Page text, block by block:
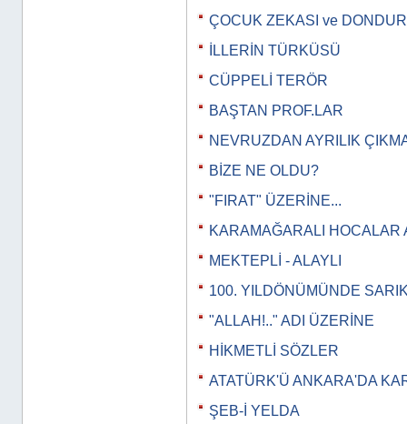
ÇOCUK ZEKASI ve
İLLERİN TÜRKÜSÜ
CÜPPELİ TERÖR
BAŞTAN PROF.LAR
NEVRUZDAN AYRILIK
BİZE NE OLDU?
"FIRAT" ÜZERİNE...
KARAMAĞARALI HOCALAR
MEKTEPLİ - ALAYLI
100. YILDÖNÜMÜNDE
"ALLAH!.." ADI ÜZERİNE
HİKMETLİ SÖZLER
ATATÜRK'Ü ANKARA'DA
ŞEB-İ YELDA